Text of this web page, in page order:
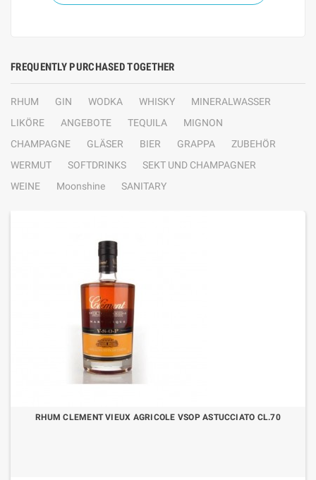
FREQUENTLY PURCHASED TOGETHER
RHUM GIN WODKA WHISKY
MINERALWASSER
LIKÖRE
ANGEBOTE TEQUILA
MIGNON
CHAMPAGNE
GLÄSER BIER GRAPPA
ZUBEHÖR
WERMUT
SOFTDRINKS
SEKT UND CHAMPAGNER
WEINE
Moonshine SANITARY
RHUM CLEMENT VIEUX AGRICOLE VSOP ASTUCCIATO CL.70